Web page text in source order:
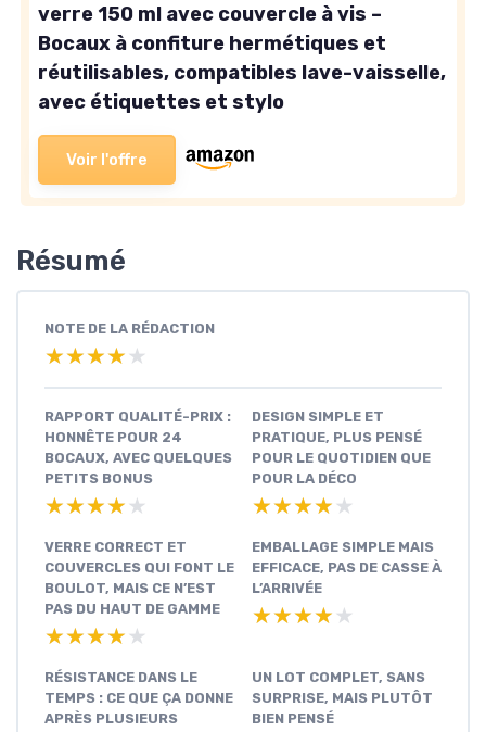
verre 150 ml avec couvercle à vis –
Bocaux à confiture hermétiques et
réutilisables, compatibles lave-vaisselle,
avec étiquettes et stylo
Voir l'offre
Résumé
NOTE DE LA RÉDACTION
★★★★★
★★★★★
RAPPORT QUALITÉ-PRIX :
HONNÊTE POUR 24
BOCAUX, AVEC QUELQUES
PETITS BONUS
★★★★★
★★★★★
DESIGN SIMPLE ET
PRATIQUE, PLUS PENSÉ
POUR LE QUOTIDIEN QUE
POUR LA DÉCO
★★★★★
★★★★★
VERRE CORRECT ET
COUVERCLES QUI FONT LE
BOULOT, MAIS CE N’EST
PAS DU HAUT DE GAMME
★★★★★
★★★★★
EMBALLAGE SIMPLE MAIS
EFFICACE, PAS DE CASSE À
L’ARRIVÉE
★★★★★
★★★★★
RÉSISTANCE DANS LE
TEMPS : CE QUE ÇA DONNE
APRÈS PLUSIEURS
UN LOT COMPLET, SANS
SURPRISE, MAIS PLUTÔT
BIEN PENSÉ